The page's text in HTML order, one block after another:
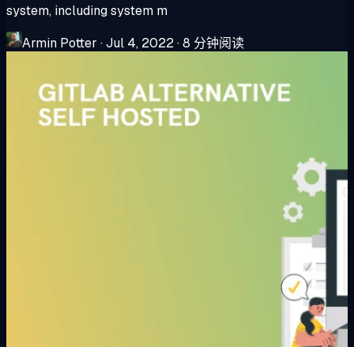
system, including system m
Armin Potter ·Jul 4, 2022·8 分钟阅读